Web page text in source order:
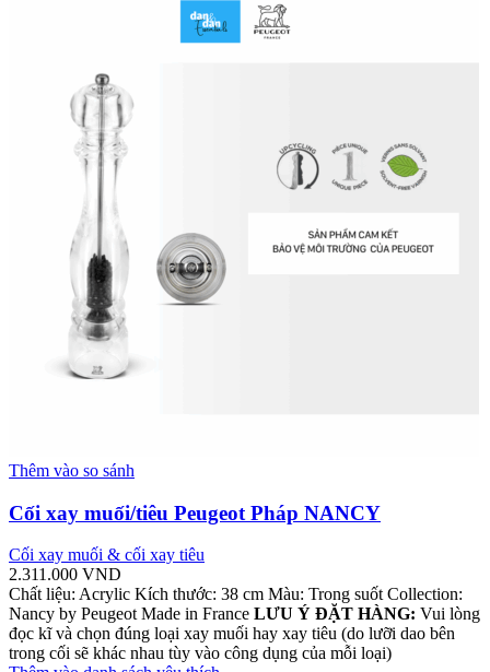
Thêm vào so sánh
Cối xay muối/tiêu Peugeot Pháp NANCY
Cối xay muối & cối xay tiêu
2.311.000 VND
Chất liệu: Acrylic Kích thước: 38 cm Màu: Trong suốt Collection:
Nancy by Peugeot Made in France LƯU Ý ĐẶT HÀNG: Vui lòng
đọc kĩ và chọn đúng loại xay muối hay xay tiêu (do lưỡi dao bên
trong cối sẽ khác nhau tùy vào công dụng của mỗi loại)